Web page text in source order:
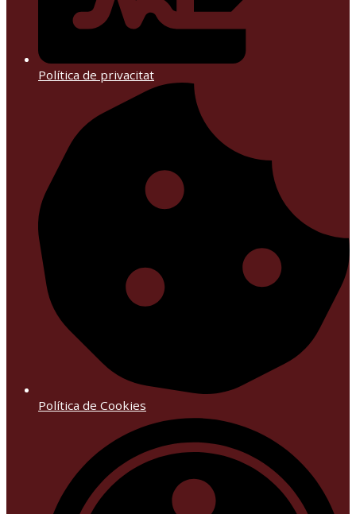
Política de privacitat
Política de Cookies